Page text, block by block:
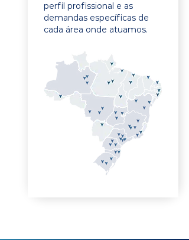
perfil profissional e as
demandas específicas de
cada área onde atuamos.